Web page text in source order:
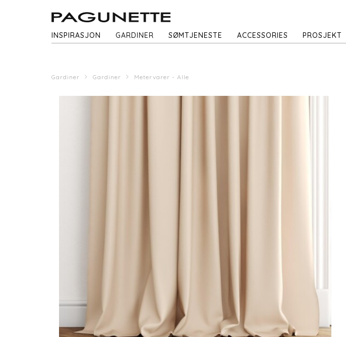
INSPIRASJON GARDINER SØMTJENESTE ACCESSORIES PROSJEKT
Gardiner Gardiner Metervarer - Alle